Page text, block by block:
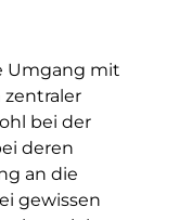
Umgang mit
bei der
deren
an die
gewissen